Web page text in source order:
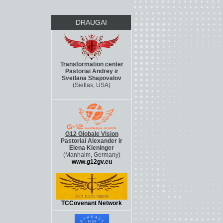
DRAUGAI
Transformation center
Pastoriai Andrey ir
Svetlana Shapovalov
(Sietlas, USA)
G12 Globale Vision
Pastoriai Alexander ir
Elena Kleninger
(Manhaim, Germany)
www.g12gv.eu
TCCovenant Network